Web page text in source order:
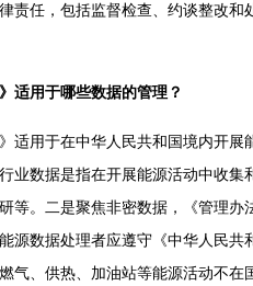
责任，包括监督检查、约谈整改
适用于哪些数据的管理？
用于在中华人民共和国境内开展
业数据是指在开展能源活动中收
等。二是聚焦非密数据，《管理
源数据处理者应遵守《中华人民
气、供热、加油站等能源活动不